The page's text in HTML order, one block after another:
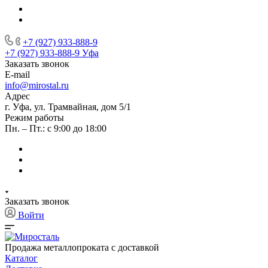
+7 (927) 933-888-9
+7 (927) 933-888-9 Уфа
Заказать звонок
E-mail
info@mirostal.ru
Адрес
г. Уфа, ул. Трамвайная, дом 5/1
Режим работы
Пн. – Пт.: с 9:00 до 18:00
Заказать звонок
Войти
Продажа металлопроката с доставкой
Каталог